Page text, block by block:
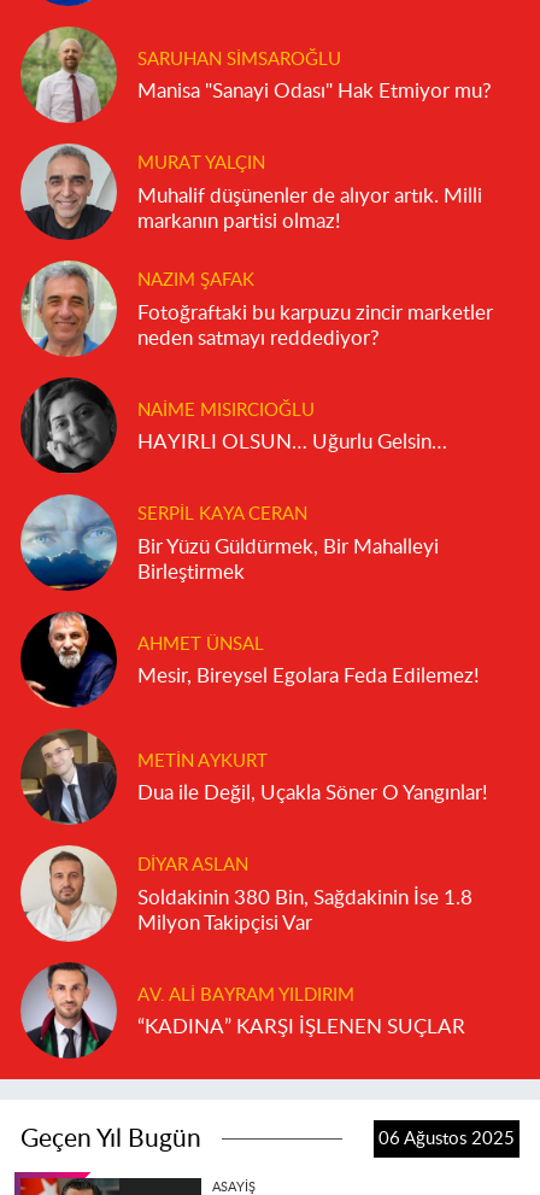
SARUHAN SIMSAROĞLU
Manisa "Sanayi Odası" Hak Etmiyor mu?
MURAT YALÇIN
Muhalif düşünenler de alıyor artık. Milli
markanın partisi olmaz!
NAZIM ŞAFAK
Fotoğraftaki bu karpuzu zincir marketler
neden satmayı reddediyor?
NAIME MISIRCIOĞLU
HAYIRLI OLSUN… Uğurlu Gelsin…
SERPIL KAYA CERAN
Bir Yüzü Güldürmek, Bir Mahalleyi
Birleştirmek
AHMET ÜNSAL
Mesir, Bireysel Egolara Feda Edilemez!
METIN AYKURT
Dua ile Değil, Uçakla Söner O Yangınlar!
DIYAR ASLAN
Soldakinin 380 Bin, Sağdakinin İse 1.8
Milyon Takipçisi Var
AV. ALI BAYRAM YILDIRIM
“KADINA” KARŞI İŞLENEN SUÇLAR
Geçen Yıl Bugün 06 Ağustos 2025
ASAYIŞ